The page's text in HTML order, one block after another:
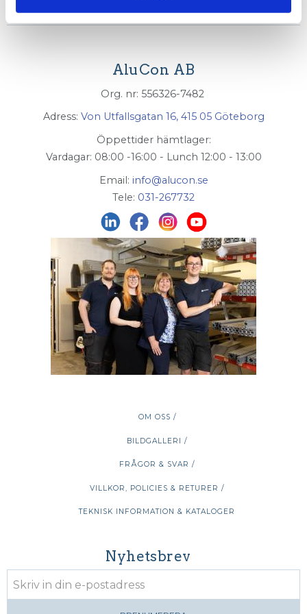
AluCon AB
Org. nr: 556326-7482
Adress: Von Utfallsgatan 16, 415 05 Göteborg
Öppettider hämtlager:
Vardagar: 08:00 -16:00 - Lunch 12:00 - 13:00
Email: info@alucon.se
Tele: 031-267732
OM OSS /
BILDGALLERI /
FRÅGOR & SVAR /
VILLKOR, POLICIES & RETURER /
TEKNISK INFORMATION & KATALOGER
Nyhetsbrev